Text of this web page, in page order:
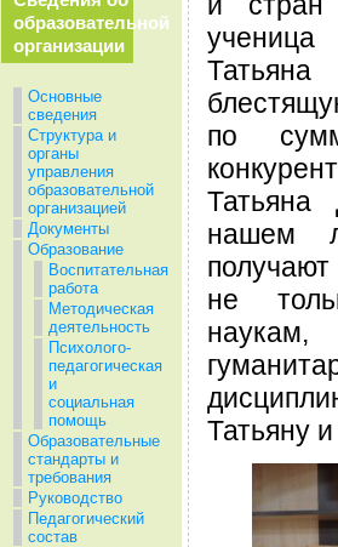
образовательной
организации
Основные
сведения
Структура и
органы
управления
образовательной
организацией
Документы
Образование
Воспитательная
работа
Методическая
деятельность
Психолого-
педагогическая
и
социальная
помощь
Образовательные
стандарты и
требования
Руководство
Педагогический
состав
по
Татьяна
нашем
не
Татьяну и